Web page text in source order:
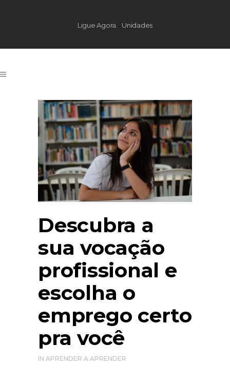
Ligue Agora. Unidades
Descubra a
sua vocação
profissional e
escolha o
emprego certo
pra você
IN APRENDER A APRENDER